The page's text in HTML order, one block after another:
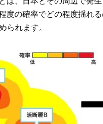
度の確率でどの程度揺れ
られます。